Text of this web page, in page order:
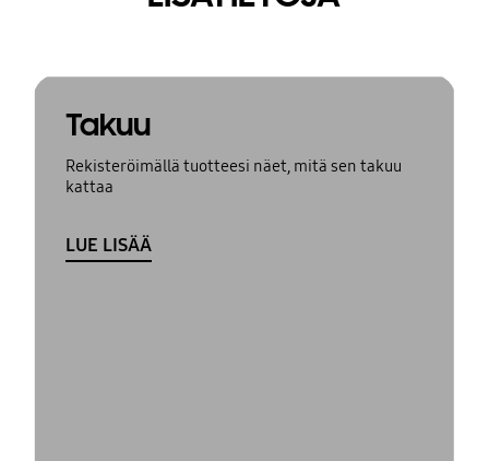
Takuu
Rekisteröimällä tuotteesi näet, mitä sen takuu
kattaa
LUE LISÄÄ